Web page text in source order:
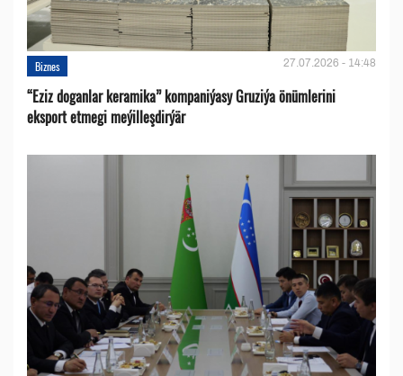
Biznes 27.07.2026 - 14:48
“Eziz doganlar keramika” kompaniýasy Gruziýa önümlerini
eksport etmegi meýilleşdirýär